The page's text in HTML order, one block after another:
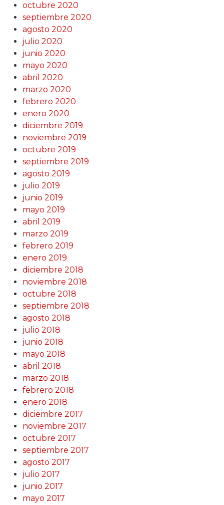
octubre 2020
septiembre 2020
agosto 2020
julio 2020
junio 2020
mayo 2020
abril 2020
marzo 2020
febrero 2020
enero 2020
diciembre 2019
noviembre 2019
octubre 2019
septiembre 2019
agosto 2019
julio 2019
junio 2019
mayo 2019
abril 2019
marzo 2019
febrero 2019
enero 2019
diciembre 2018
noviembre 2018
octubre 2018
septiembre 2018
agosto 2018
julio 2018
junio 2018
mayo 2018
abril 2018
marzo 2018
febrero 2018
enero 2018
diciembre 2017
noviembre 2017
octubre 2017
septiembre 2017
agosto 2017
julio 2017
junio 2017
mayo 2017